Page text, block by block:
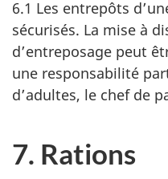
6.1 Les entrepôts
sécurisés. La mise à
d’entreposage peut
une responsabilité
d’adultes, le chef de
7. Rations